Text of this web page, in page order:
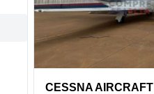
CESSNA AIRCRAFT